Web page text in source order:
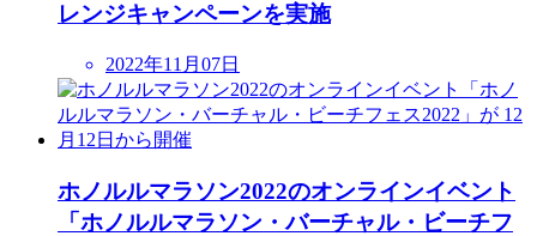
レンジキャンペーンを実施
2022年11月07日
ホノルルマラソン2022のオンラインイベント
「ホノルルマラソン・バーチャル・ビーチフ